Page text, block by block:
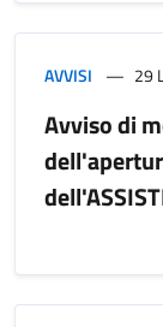
AVVISI 29
Avviso di